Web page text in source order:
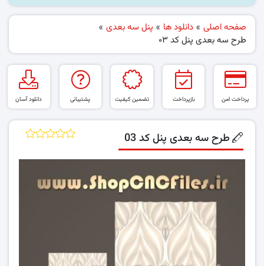
صفحه اصلی » دانلود ها » پنل سه بعدی »
طرح سه بعدی پنل کد 03
پرداخت امن بازپرداخت تضمین کیفیت پشتیبانی دانلود آسان
طرح سه بعدی پنل کد 03